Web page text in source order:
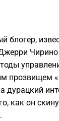
блогер,
дурацкий
как он